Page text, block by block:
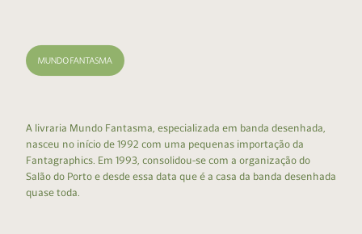
A livraria Mundo Fantasma, especializada em banda desenhada,
nasceu no início de 1992 com uma pequenas importação da
Fantagraphics. Em 1993, consolidou-se com a organização do
Salão do Porto e desde essa data que é a casa da banda desenhada
quase toda.